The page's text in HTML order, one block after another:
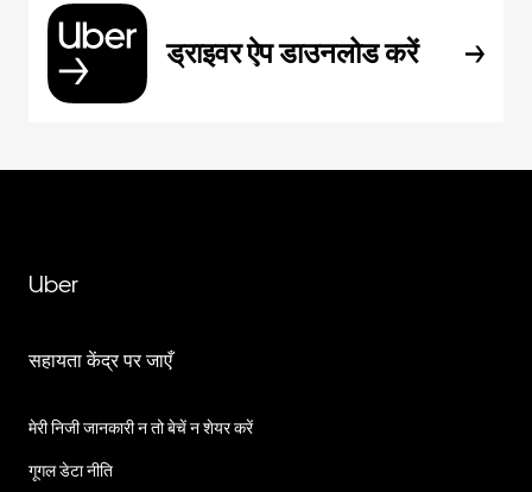
ड्राइवर ऐप डाउनलोड करें
Uber
सहायता केंद्र पर जाएँ
मेरी निजी जानकारी न तो बेचें न शेयर करें
गूगल डेटा नीति